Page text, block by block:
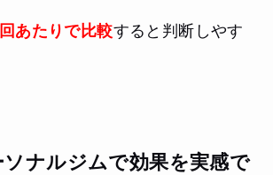
あたりで比較すると判断しやす
ナルジムで効果を実感で